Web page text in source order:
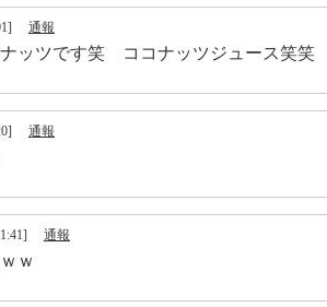
通報
ッツです笑 ココナッツジュース笑笑
通報
通報
ｗ